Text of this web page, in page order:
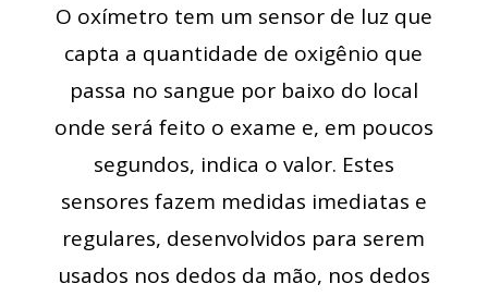
O oxímetro tem um sensor de luz que
capta a quantidade de oxigênio que
passa no sangue por baixo do local
onde será feito o exame e, em poucos
segundos, indica o valor. Estes
sensores fazem medidas imediatas e
regulares, desenvolvidos para serem
usados nos dedos da mão, nos dedos